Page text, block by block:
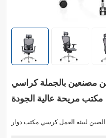
مصنعين بالجملة كراسي
مكتب مريحة عالية الجودة
لبيئة العمل كرسي مكتب دوار